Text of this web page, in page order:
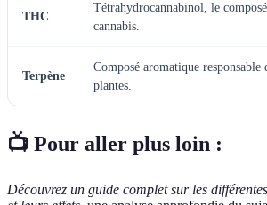
THC
Tétrahydrocannabinol, le
cannabis.
Terpène
Composé aromatique responsable
plantes.
📺 Pour aller plus loin :
Découvrez un guide complet sur les